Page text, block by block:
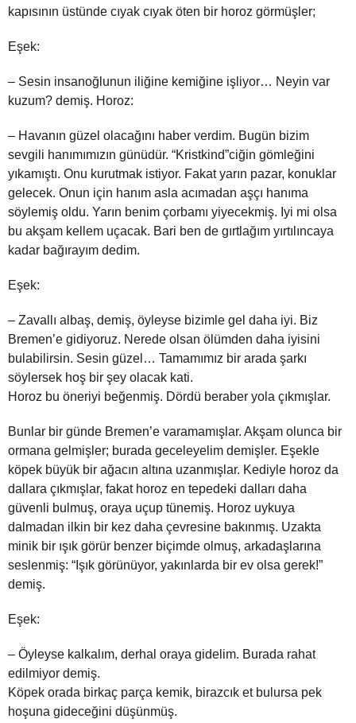
kapısının üstünde cıyak cıyak öten bir horoz görmüşler;
Eşek:
– Sesin insanoğlunun iliğine kemiğine işliyor… Neyin var
kuzum? demiş. Horoz:
– Havanın güzel olacağını haber verdim. Bugün bizim
sevgili hanımımızın günüdür. “Kristkind”ciğin gömleğini
yıkamıştı. Onu kurutmak istiyor. Fakat yarın pazar, konuklar
gelecek. Onun için hanım asla acımadan aşçı hanıma
söylemiş oldu. Yarın benim çorbamı yiyecekmiş. Iyi mi olsa
bu akşam kellem uçacak. Bari ben de gırtlağım yırtılıncaya
kadar bağırayım dedim.
Eşek:
– Zavallı albaş, demiş, öyleyse bizimle gel daha iyi. Biz
Bremen’e gidiyoruz. Nerede olsan ölümden daha iyisini
bulabilirsin. Sesin güzel… Tamamımız bir arada şarkı
söylersek hoş bir şey olacak kati.
Horoz bu öneriyi beğenmiş. Dördü beraber yola çıkmışlar.
Bunlar bir günde Bremen’e varamamışlar. Akşam olunca bir
ormana gelmişler; burada geceleyelim demişler. Eşekle
köpek büyük bir ağacın altına uzanmışlar. Kediyle horoz da
dallara çıkmışlar, fakat horoz en tepedeki dalları daha
güvenli bulmuş, oraya uçup tünemiş. Horoz uykuya
dalmadan ilkin bir kez daha çevresine bakınmış. Uzakta
minik bir ışık görür benzer biçimde olmuş, arkadaşlarına
seslenmiş: “Işık görünüyor, yakınlarda bir ev olsa gerek!”
demiş.
Eşek:
– Öyleyse kalkalım, derhal oraya gidelim. Burada rahat
edilmiyor demiş.
Köpek orada birkaç parça kemik, birazcık et bulursa pek
hoşuna gideceğini düşünmüş.